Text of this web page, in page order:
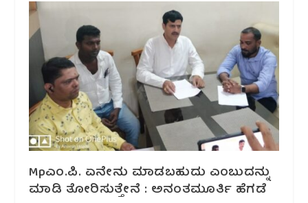
Mpಎಂ.ಪಿ. ಏನೇನು ಮಾಡಬಹುದು ಎಂಬುದನ್ನು
ಮಾಡಿ ತೋರಿಸುತ್ತೇನೆ : ಅನಂತಮೂರ್ತಿ ಹೆಗಡೆ